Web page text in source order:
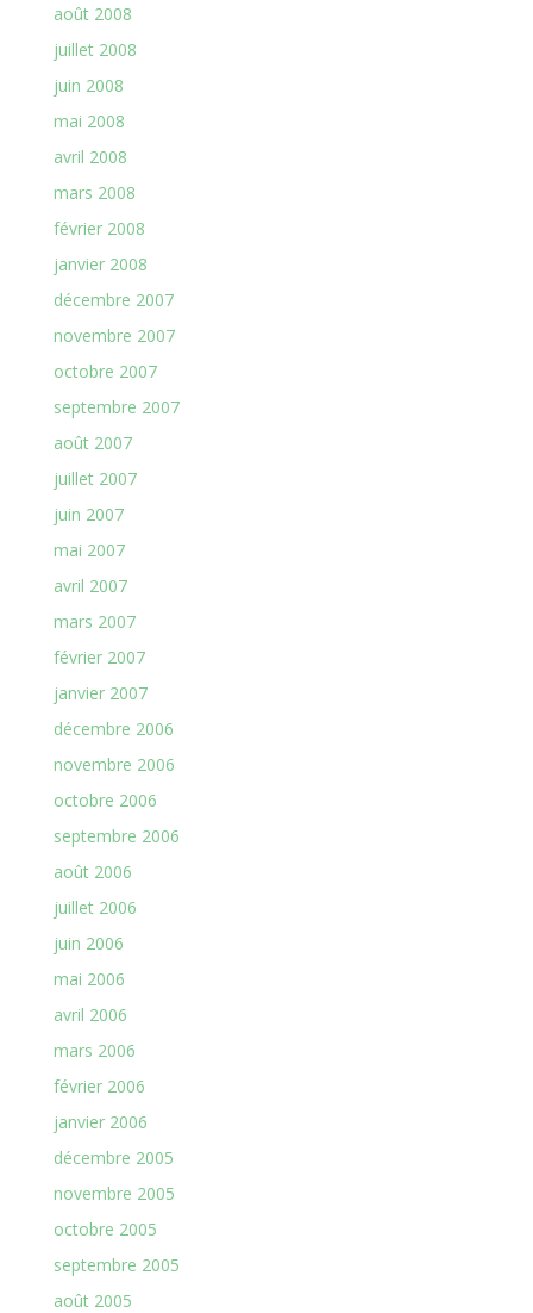
août 2008
juillet 2008
juin 2008
mai 2008
avril 2008
mars 2008
février 2008
janvier 2008
décembre 2007
novembre 2007
octobre 2007
septembre 2007
août 2007
juillet 2007
juin 2007
mai 2007
avril 2007
mars 2007
février 2007
janvier 2007
décembre 2006
novembre 2006
octobre 2006
septembre 2006
août 2006
juillet 2006
juin 2006
mai 2006
avril 2006
mars 2006
février 2006
janvier 2006
décembre 2005
novembre 2005
octobre 2005
septembre 2005
août 2005